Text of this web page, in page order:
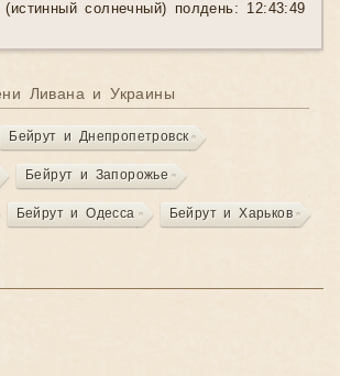
(истинный солнечный) полдень: 12:43:49
Ливана и Украины
Бейрут и Днепропетровск
Бейрут и Запорожье
Бейрут и Одесса Бейрут и Харьков